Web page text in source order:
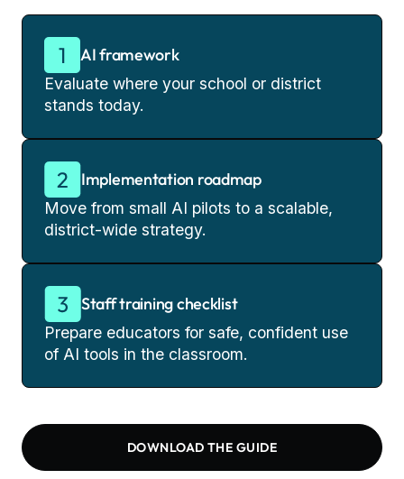
AI framework
Evaluate where your school or district
stands today.
Implementation roadmap
Move from small AI pilots to a scalable,
district-wide strategy.
Staff training checklist
Prepare educators for safe, confident use
of AI tools in the classroom.
DOWNLOAD THE GUIDE